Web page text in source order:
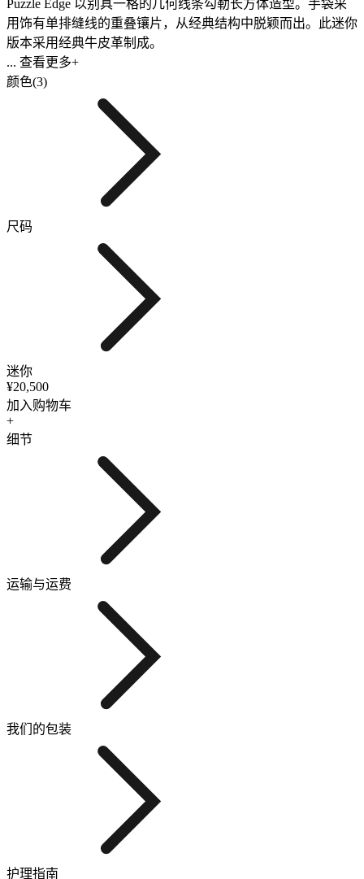
Puzzle Edge 以别具一格的几何线条勾勒长方体造型。手袋采
用饰有单排缝线的重叠镶片，从经典结构中脱颖而出。此迷你
版本采用经典牛皮革制成。
... 查看更多+
颜色(3)
尺码
迷你
¥20,500
加入购物车
+
细节
运输与运费
我们的包装
护理指南